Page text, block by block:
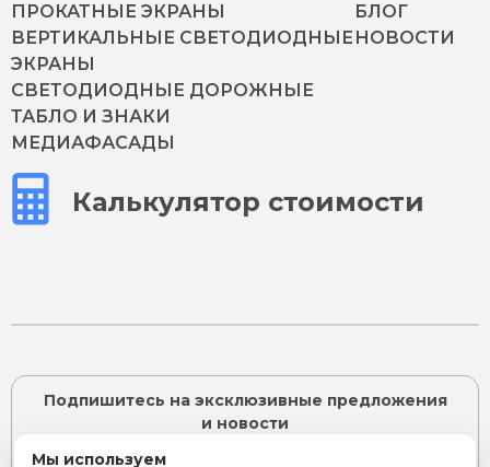
ПРОКАТНЫЕ ЭКРАНЫ
ВЕРТИКАЛЬНЫЕ СВЕТОДИОДНЫЕ
ЭКРАНЫ
СВЕТОДИОДНЫЕ ДОРОЖНЫЕ
ТАБЛО И ЗНАКИ
МЕДИАФАСАДЫ
БЛОГ
НОВОСТИ
Калькулятор стоимости
Подпишитесь на эксклюзивные предложения
и новости
Мы используем